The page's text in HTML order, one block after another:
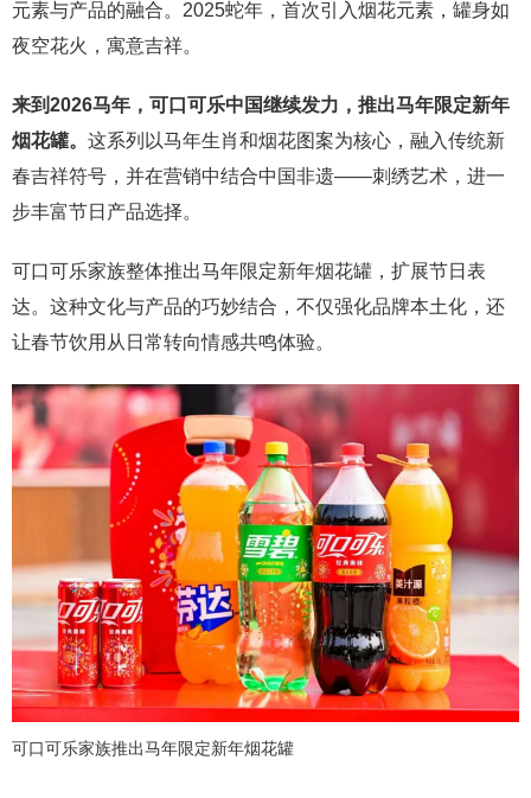
元素与产品的融合。2025蛇年，首次引入烟花元素，罐身如
夜空花火，寓意吉祥。
来到2026马年，可口可乐中国继续发力，推出马年限定新年
烟花罐。 这系列以马年生肖和烟花图案为核心，融入传统新
春吉祥符号，并在营销中结合中国非遗——刺绣艺术，进一
步丰富节日产品选择。
可口可乐家族整体推出马年限定新年烟花罐，扩展节日表
达。这种文化与产品的巧妙结合，不仅强化品牌本土化，还
让春节饮用从日常转向情感共鸣体验。
可口可乐家族推出马年限定新年烟花罐